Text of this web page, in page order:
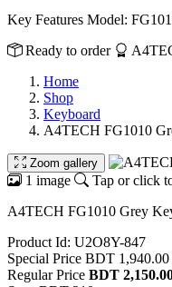
Key Features Model:
Ready to order
Home
Shop
Keyboard
A4TECH FG1010
Zoom gallery
1 image
Tap or click
A4TECH FG1010 Grey
Product Id: U2O8Y-847
Special Price BDT 1,940.00
Regular Price BDT